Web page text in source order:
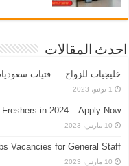
احدث المقالات
خليجيات للزواج … فتيات
1 يونيو، 2023
in 2024 – Apply Now
10 مارس، 2023
Vacancies for General Staff
10 مارس، 2023